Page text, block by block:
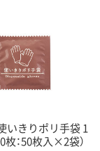
いきりポリ手袋 1
枚：50枚入×2袋）